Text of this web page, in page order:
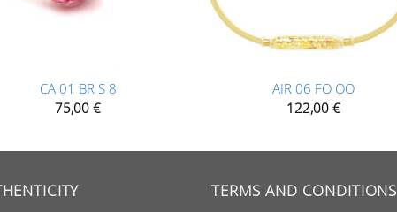
CA 01 BR S 8
75,00€
AIR 06 FO OO
122,00€
TERMS AND CONDITIONS